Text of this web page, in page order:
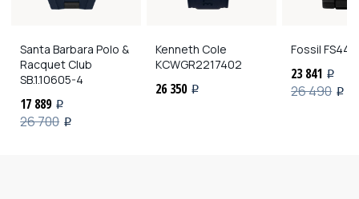
Santa Barbara Polo &
Racquet Club
SB.1.10605-4
17 889 i
26 700 i
Kenneth Cole
KCWGR2217402
26 350 i
Fossil
23 841 i
26 490 i